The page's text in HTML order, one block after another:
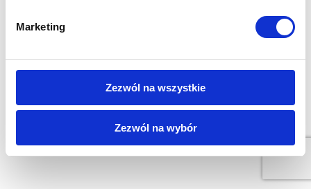
Marketing
Zezwól na wszystkie
Zezwól na wybór